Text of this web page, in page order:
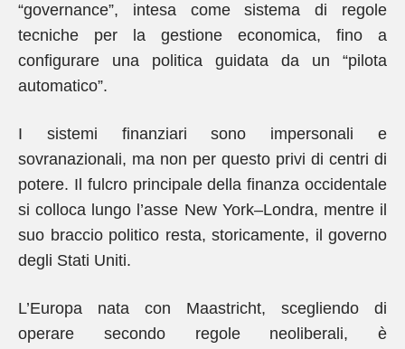
“governance”, intesa come sistema di regole
tecniche per la gestione economica, fino a
configurare una politica guidata da un “pilota
automatico”.
I sistemi finanziari sono impersonali e
sovranazionali, ma non per questo privi di centri di
potere. Il fulcro principale della finanza occidentale
si colloca lungo l’asse New York–Londra, mentre il
suo braccio politico resta, storicamente, il governo
degli Stati Uniti.
L’Europa nata con Maastricht, scegliendo di
operare secondo regole neoliberali, è